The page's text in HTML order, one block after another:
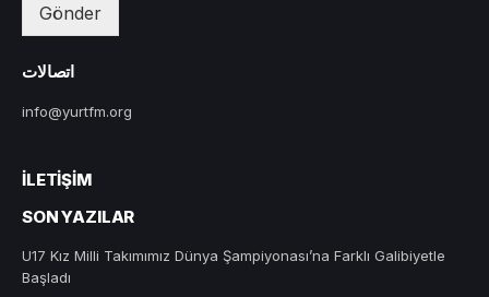
Gönder
اتصالات
info@yurtfm.org
İLETIŞIM
SON YAZILAR
U17 Kız Milli Takımımız Dünya Şampiyonası’na Farklı Galibiyetle
Başladı